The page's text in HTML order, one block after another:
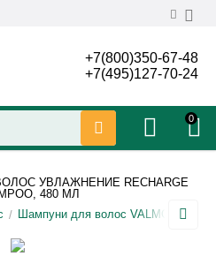
+7(800)350-67-48
+7(495)127-70-24
0
УВЛАЖНЕНИЕ RECHARGE
480 МЛ
/ Шампуни для волос VALMONA